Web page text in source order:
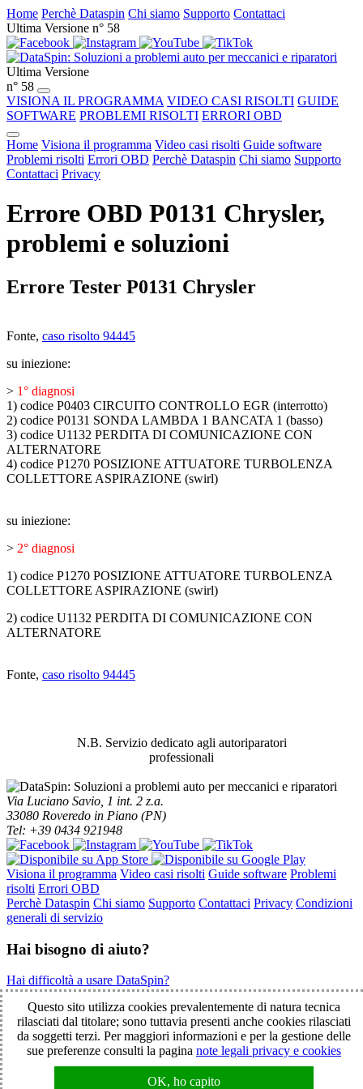
Home Perchè Dataspin Chi siamo Supporto Contattaci
Ultima Versione n° 58
Ultima Versione
n° 58
VISIONA IL PROGRAMMA VIDEO CASI RISOLTI GUIDE
SOFTWARE PROBLEMI RISOLTI ERRORI OBD
Home Visiona il programma Video casi risolti Guide software
Problemi risolti Errori OBD Perchè Dataspin Chi siamo Supporto
Contattaci Privacy
Errore OBD P0131 Chrysler,
problemi e soluzioni
Errore Tester P0131 Chrysler
Fonte, caso risolto 94445
su iniezione:
> 1° diagnosi
1) codice P0403 CIRCUITO CONTROLLO EGR (interrotto)
2) codice P0131 SONDA LAMBDA 1 BANCATA 1 (basso)
3) codice U1132 PERDITA DI COMUNICAZIONE CON
ALTERNATORE
4) codice P1270 POSIZIONE ATTUATORE TURBOLENZA
COLLETTORE ASPIRAZIONE (swirl)
su iniezione:
> 2° diagnosi
1) codice P1270 POSIZIONE ATTUATORE TURBOLENZA
COLLETTORE ASPIRAZIONE (swirl)
2) codice U1132 PERDITA DI COMUNICAZIONE CON
ALTERNATORE
Fonte, caso risolto 94445
N.B. Servizio dedicato agli autoriparatori
professionali
Via Luciano Savio, 1 int. 2 z.a.
33080 Roveredo in Piano (PN)
Tel: +39 0434 921948
Visiona il programma Video casi risolti Guide software Problemi
risolti Errori OBD
Perchè Dataspin Chi siamo Supporto Contattaci Privacy Condizioni
generali di servizio
Hai bisogno di aiuto?
Hai difficoltà a usare DataSpin?
Clicca per la teleassistenza!
© 2003-2026 DataSpin è un marchio SpinelCar - Tutti i diritti
riservati - È vietata la riproduzione anche parziale - Partita IVA
Questo sito utilizza cookies prevalentemente di natura tecnica
rilasciati dal titolare; sono tuttavia presenti anche cookies rilasciati
da soggetti terzi. Per maggiori informazioni e per la gestione delle
sue preferenze consulti la pagina note legali privacy e cookies
OK, ho capito